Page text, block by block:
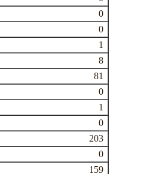
0
0
1
8
81
0
1
0
203
0
159